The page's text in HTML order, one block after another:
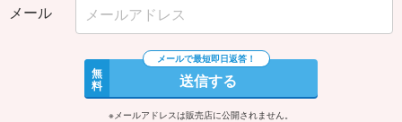
メール
無
料 送信する
※メールアドレスは販売店に公開されません。